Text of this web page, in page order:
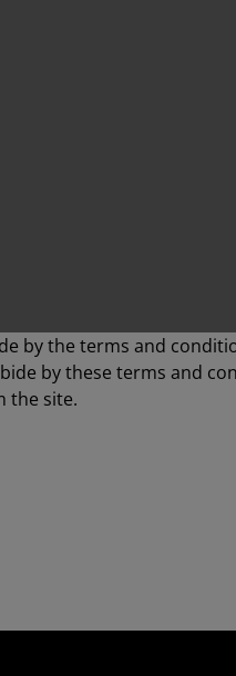
by the terms and
by these terms and
the site.